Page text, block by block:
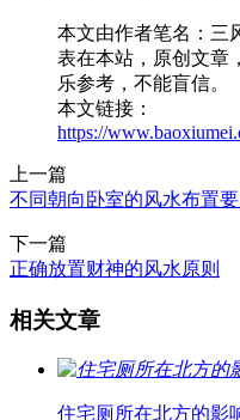
本文由作者笔名：三
表在本站，原创文章
乐参考，不能盲信。
本文链接：
https://
上一篇
不同朝向卧室的风水布置
下一篇
正确放置财神的风水原则
相关文章
住宅厕所在北方的影